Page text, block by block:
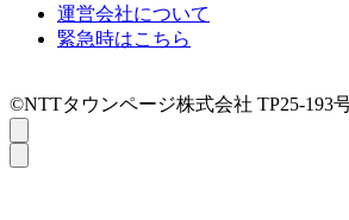
運営会社について
緊急時はこちら
©NTTタウンページ株式会社 TP25-193号